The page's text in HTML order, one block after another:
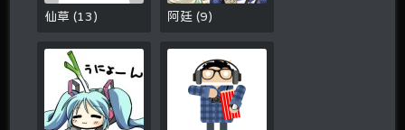
仙草(13 ) 阿廷(9)